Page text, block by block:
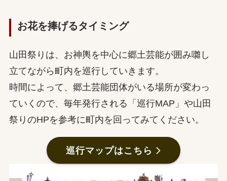
お花を捧げるタイミング
山田祭りは、お神輿を中心に郷土芸能が囲み囃し
立てながら町内を巡行していきます。
時間によって、郷土芸能団体がいる場所が変わっ
ていくので、毎年発行される「巡行MAP」や山田
祭りのHPを参考に町内を回ってみてください。
巡行マップはこちら